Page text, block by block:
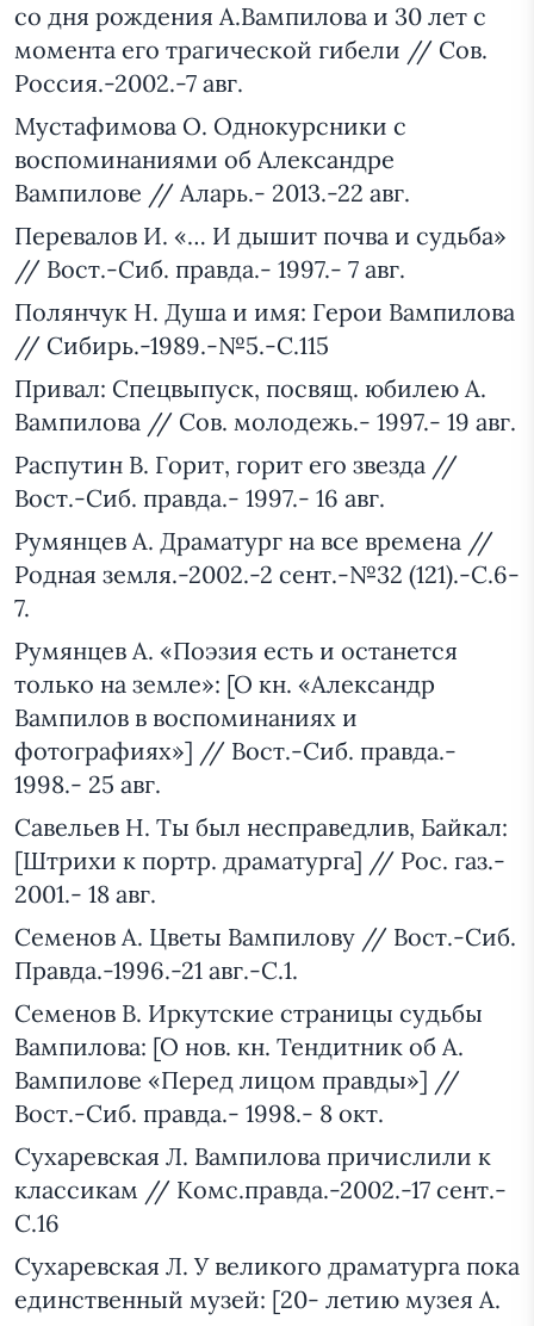
со дня рождения А.Вампилова и 30 лет с
момента его трагической гибели // Сов.
Россия.-2002.-7 авг.
Мустафимова О. Однокурсники с
воспоминаниями об Александре
Вампилове // Аларь.- 2013.-22 авг.
Перевалов И. «… И дышит почва и судьба»
// Вост.-Сиб. правда.- 1997.- 7 авг.
Полянчук Н. Душа и имя: Герои Вампилова
// Сибирь.-1989.-№5.-С.115
Привал: Спецвыпуск, посвящ. юбилею А.
Вампилова // Сов. молодежь.- 1997.- 19 авг.
Распутин В. Горит, горит его звезда //
Вост.-Сиб. правда.- 1997.- 16 авг.
Румянцев А. Драматург на все времена //
Родная земля.-2002.-2 сент.-№32 (121).-С.6-
7.
Румянцев А. «Поэзия есть и останется
только на земле»: [О кн. «Александр
Вампилов в воспоминаниях и
фотографиях»] // Вост.-Сиб. правда.-
1998.- 25 авг.
Савельев Н. Ты был несправедлив, Байкал:
[Штрихи к портр. драматурга] // Рос. газ.-
2001.- 18 авг.
Семенов А. Цветы Вампилову // Вост.-Сиб.
Правда.-1996.-21 авг.-С.1.
Семенов В. Иркутские страницы судьбы
Вампилова: [О нов. кн. Тендитник об А.
Вампилове «Перед лицом правды»] //
Вост.-Сиб. правда.- 1998.- 8 окт.
Сухаревская Л. Вампилова причислили к
классикам // Комс.правда.-2002.-17 сент.-
С.16
Сухаревская Л. У великого драматурга пока
единственный музей: [20- летию музея А.